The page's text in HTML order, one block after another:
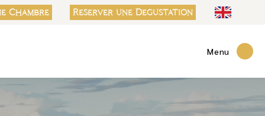
Chambre Reserver une Degustation
Menu